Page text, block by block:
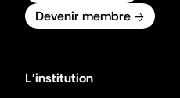
Devenir membre
L'institution